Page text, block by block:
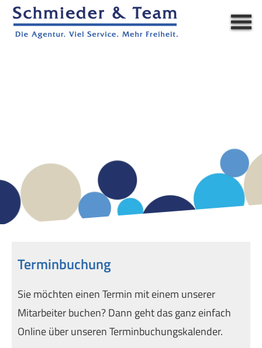
Terminbuchung
Sie möchten einen Termin mit einem unserer
Mitarbeiter buchen? Dann geht das ganz einfach
Online über unseren Terminbuchungskalender.